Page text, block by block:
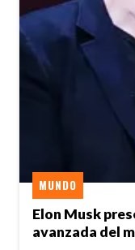
Elon Musk
avanzada del
MUNDO